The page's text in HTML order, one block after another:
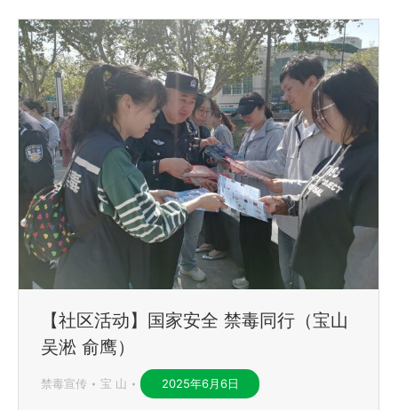
【社区活动】国家安全 禁毒同行（宝山
吴淞 俞鹰）
禁毒宣传 宝 山 2025年6月6日